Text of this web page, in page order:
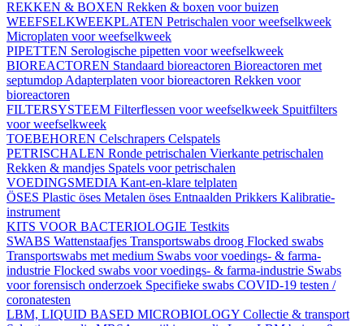
REKKEN & BOXEN Rekken & boxen voor buizen
WEEFSELKWEEKPLATEN Petrischalen voor weefselkweek
Microplaten voor weefselkweek
PIPETTEN Serologische pipetten voor weefselkweek
BIOREACTOREN Standaard bioreactoren Bioreactoren met
septumdop Adapterplaten voor bioreactoren Rekken voor
bioreactoren
FILTERSYSTEEM Filterflessen voor weefselkweek Spuitfilters
voor weefselkweek
TOEBEHOREN Celschrapers Celspatels
PETRISCHALEN Ronde petrischalen Vierkante petrischalen
Rekken & mandjes Spatels voor petrischalen
VOEDINGSMEDIA Kant-en-klare telplaten
ÖSES Plastic öses Metalen öses Entnaalden Prikkers Kalibratie-
instrument
KITS VOOR BACTERIOLOGIE Testkits
SWABS Wattenstaafjes Transportswabs droog Flocked swabs
Transportswabs met medium Swabs voor voedings- & farma-
industrie Flocked swabs voor voedings- & farma-industrie Swabs
voor forensisch onderzoek Specifieke swabs COVID-19 testen /
coronatesten
LBM, LIQUID BASED MICROBIOLOGY Collectie & transport